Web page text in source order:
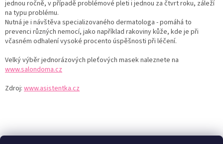
jednou ročně, v případě problémové pleti i jednou za čtvrt roku, záleží
na typu problému.
Nutná je i návštěva specializovaného dermatologa - pomáhá to
prevenci různých nemocí, jako například rakoviny kůže, kde je při
včasném odhalení vysoké procento úspěšnosti při léčení.
Velký výběr jednorázových pleťových masek naleznete na
www.salondoma.cz
Zdroj: www.asistentka.cz
á